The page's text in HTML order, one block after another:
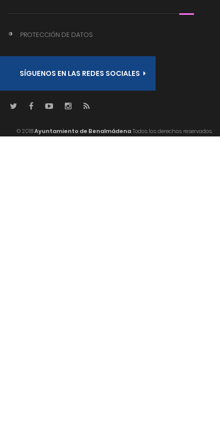
PROTECCIÓN DE DATOS
SÍGUENOS EN LAS REDES SOCIALES
© 2018Ayuntamiento de BenalmádenaTodos los derechos reservados.